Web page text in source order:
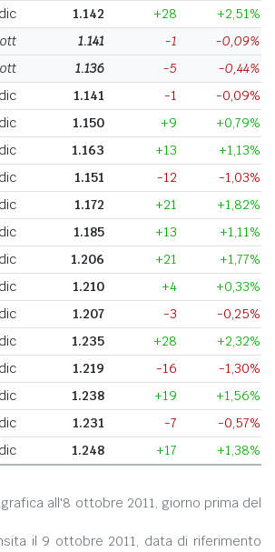
1.142 +28
+2,51%
1.141 -1
-0,09%
1.136 -5
-0,44%
1.141 -1
-0,09%
1.150 +9
+0,79%
1.163 +13
+1,13%
1.151 -12
-1,03%
1.172 +21
+1,82%
1.185 +13
+1,11%
1.206 +21
+1,77%
1.210 +4
+0,33%
1.207 -3
-0,25%
1.235 +28
+2,32%
1.219 -16
-1,30%
1.238 +19
+1,56%
1.231 -7
-0,57%
1.248 +17 +1,38%
all'8 ottobre 2011, giorno prima del
il 9 ottobre 2011, data di riferimento